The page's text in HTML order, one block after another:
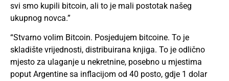
svi smo kupili bitcoin, ali to je mali postotak našeg
ukupnog novca.”
“Stvarno volim Bitcoin. Posjedujem bitcoine. To je
skladište vrijednosti, distribuirana knjiga. To je odlično
mjesto za ulaganje u nekretnine, posebno u mjestima
poput Argentine sa inflacijom od 40 posto, gdje 1 dolar